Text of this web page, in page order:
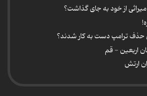
حذف ترامپ دست به کار شدند؟
اربعین - قم
ارتش